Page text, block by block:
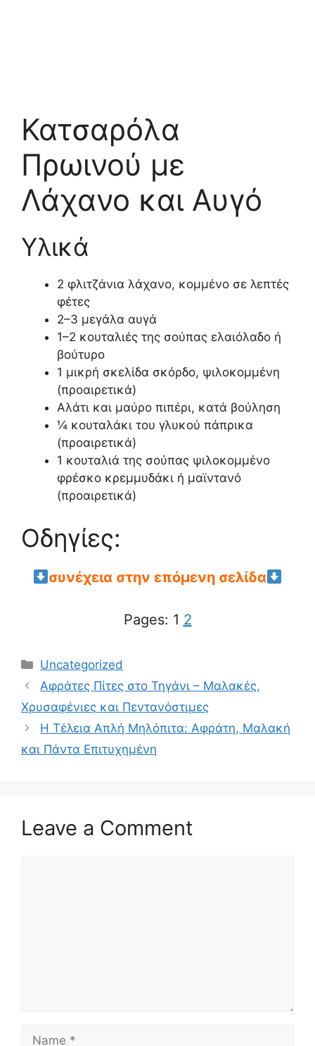
Κατσαρόλα
Πρωινού με
Λάχανο και Αυγό
Υλικά
2 φλιτζάνια λάχανο, κομμένο σε λεπτές
φέτες
2–3 μεγάλα αυγά
1–2 κουταλιές της σούπας ελαιόλαδο ή
βούτυρο
1 μικρή σκελίδα σκόρδο, ψιλοκομμένη
(προαιρετικά)
Αλάτι και μαύρο πιπέρι, κατά βούληση
¼ κουταλάκι του γλυκού πάπρικα
(προαιρετικά)
1 κουταλιά της σούπας ψιλοκομμένο
φρέσκο κρεμμυδάκι ή μαϊντανό
(προαιρετικά)
Οδηγίες:
συνέχεια στην επόμενη σελίδα
Pages: 1 2
Categories
Uncategorized
Αφράτες Πίτες στο Τηγάνι – Μαλακές,
Χρυσαφένιες και Πεντανόστιμες
Η Τέλεια Απλή Μηλόπιτα: Αφράτη, Μαλακή
και Πάντα Επιτυχημένη
Leave a Comment